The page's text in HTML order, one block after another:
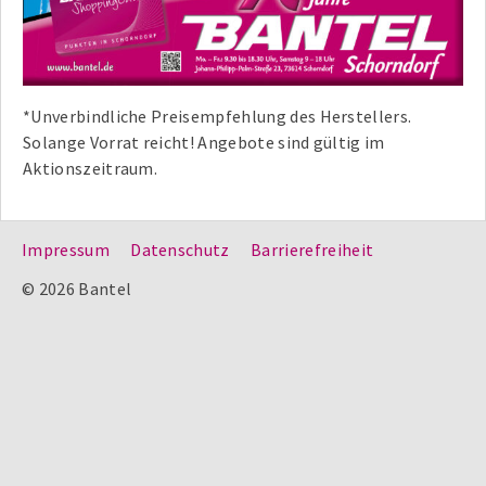
*Unverbindliche Preisempfehlung des Herstellers.
Solange Vorrat reicht! Angebote sind gültig im
Aktionszeitraum.
Impressum Datenschutz
Barrierefreiheit
© 2026 Bantel